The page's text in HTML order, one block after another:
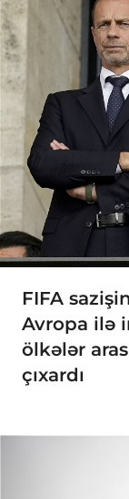
FIFA
Avropa ilə
ölkələr
çıxardı